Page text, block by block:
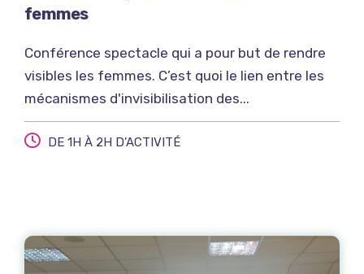
femmes
Conférence spectacle qui a pour but de rendre
visibles les femmes. C’est quoi le lien entre les
mécanismes d'invisibilisation des...
DE 1H À 2H D'ACTIVITÉ